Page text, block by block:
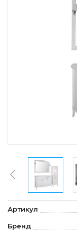
Артикул
Бренд